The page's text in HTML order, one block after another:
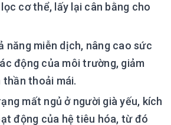
cơ thể, lấy lại cân bằng cho
năng miễn dịch, nâng cao sức
động của môi trường, giảm
thần thoải mái.
mất ngủ ở người già yếu, kích
động của hệ tiêu hóa, từ đó